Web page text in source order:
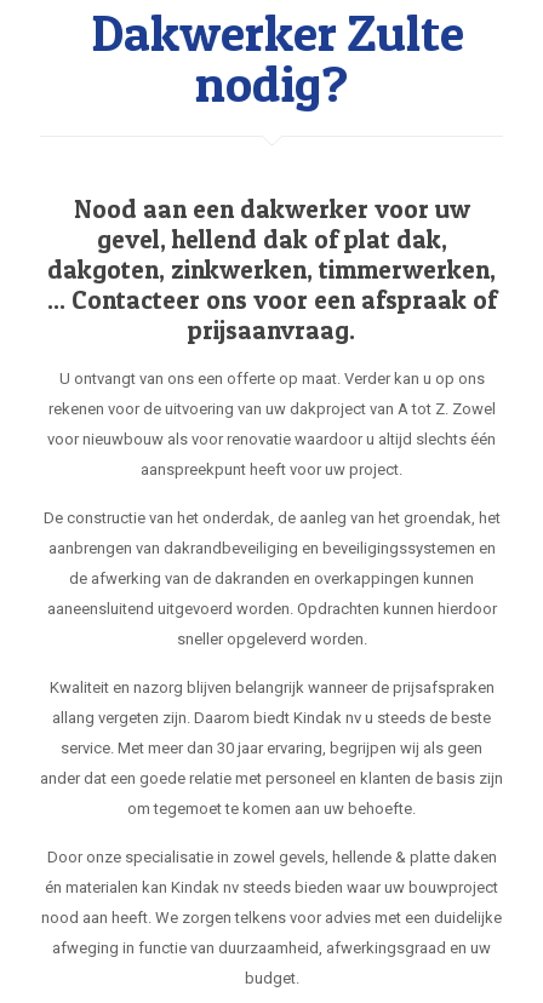
Dakwerker Zulte
nodig?
Nood aan een dakwerker voor uw
gevel, hellend dak of plat dak,
dakgoten, zinkwerken, timmerwerken,
... Contacteer ons voor een afspraak of
prijsaanvraag.
U ontvangt van ons een offerte op maat. Verder kan u op ons
rekenen voor de uitvoering van uw dakproject van A tot Z. Zowel
voor nieuwbouw als voor renovatie waardoor u altijd slechts één
aanspreekpunt heeft voor uw project.
De constructie van het onderdak, de aanleg van het groendak, het
aanbrengen van dakrandbeveiliging en beveiligingssystemen en
de afwerking van de dakranden en overkappingen kunnen
aaneensluitend uitgevoerd worden. Opdrachten kunnen hierdoor
sneller opgeleverd worden.
Kwaliteit en nazorg blijven belangrijk wanneer de prijsafspraken
allang vergeten zijn. Daarom biedt Kindak nv u steeds de beste
service. Met meer dan 30 jaar ervaring, begrijpen wij als geen
ander dat een goede relatie met personeel en klanten de basis zijn
om tegemoet te komen aan uw behoefte.
Door onze specialisatie in zowel gevels, hellende & platte daken
én materialen kan Kindak nv steeds bieden waar uw bouwproject
nood aan heeft. We zorgen telkens voor advies met een duidelijke
afweging in functie van duurzaamheid, afwerkingsgraad en uw
budget.